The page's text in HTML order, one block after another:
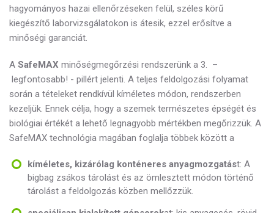
hagyományos hazai ellenőrzéseken felül, széles körű
kiegészítő laborvizsgálatokon is átesik, ezzel erősítve a
minőségi garanciát.
A SafeMAX minőségmegőrzési rendszerünk a 3. –
legfontosabb! - pillért jelenti. A teljes feldolgozási folyamat
során a tételeket rendkívül kíméletes módon, rendszerben
kezeljük. Ennek célja, hogy a szemek természetes épségét és
biológiai értékét a lehető legnagyobb mértékben megőrizzük. A
SafeMAX technológia magában foglalja többek között a
kíméletes, kizárólag konténeres anyagmozgatást: A
bigbag zsákos tárolást és az ömlesztett módon történő
tárolást a feldolgozás közben mellőzzük.